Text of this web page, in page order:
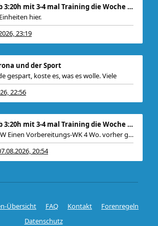
Re: Sub 3:20h mit 3-4 mal Training die Woche machb
hier.
ein
23:19
und der Sport
gespart, koste es, was es wolle. Viele
22:56
Re: Sub 3:20h mit 3-4 mal Training die Woche machb
RunODW Einen Vorbereitungs-WK 4 Wo. vorher gibt es
20:54
Übersicht FAQ Kontakt
Forenregeln
Datenschutz